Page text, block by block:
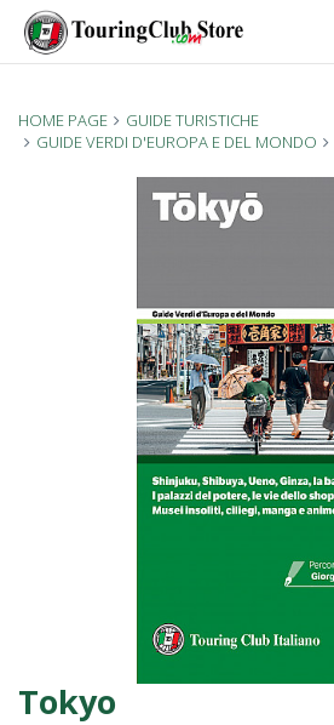
HOME PAGE
GUIDE TURISTICHE
GUIDE VERDI D'EUROPA E DEL MONDO
Tokyo